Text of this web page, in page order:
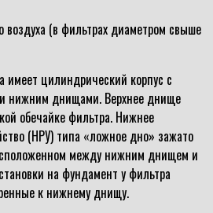
(в фильтрах диаметром свыше
цилиндрический корпус с
нижним днищами. Верхнее днище
обечайке фильтра. Нижнее
(НРУ) типа «ложное дно» зажато
между нижним днищем и
на фундамент у фильтра
к нижнему днищу.